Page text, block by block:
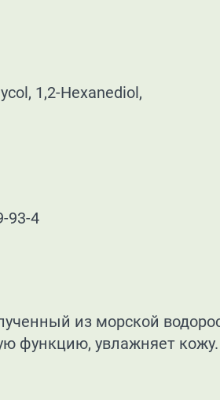
1,2-Hexanediol,
93-4
из морской
функцию, увлажняет кожу.